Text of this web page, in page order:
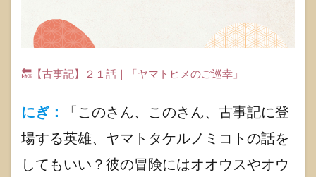
エヒメ
とオト
1.1.2
タケル
1.1.3
ヤマト
ヒメ
🔙【古事記】２１話｜「ヤマトヒメのご巡幸」
にぎ：
「このさん、このさん、古事記に登
場する英雄、ヤマトタケルノミコトの話を
してもいい？彼の冒険にはオオウスやオウ